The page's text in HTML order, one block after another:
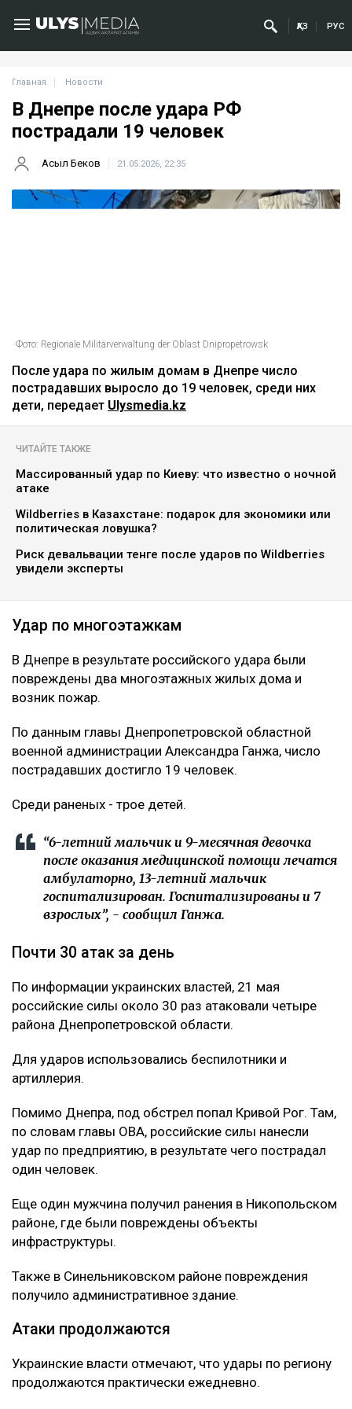
ҚАЗ РУС
Главная Новости
В Днепре после удара РФ
пострадали 19 человек
Асыл Беков 21.05.2026, 22:35
Фото: Regionale Militärverwaltung der Oblast Dnipropetrowsk
После удара по жилым домам в Днепре число
пострадавших выросло до 19 человек, среди них
дети, передает Ulysmedia.kz
ЧИТАЙТЕ ТАКЖЕ
Массированный удар по Киеву: что известно о ночной
атаке
Wildberries в Казахстане: подарок для экономики или
политическая ловушка?
Риск девальвации тенге после ударов по Wildberries
увидели эксперты
Удар по многоэтажкам
В Днепре в результате российского удара были
повреждены два многоэтажных жилых дома и
возник пожар.
По данным главы Днепропетровской областной
военной администрации Александра Ганжа, число
пострадавших достигло 19 человек.
Среди раненых - трое детей.
“6-летний мальчик и 9-месячная девочка
после оказания медицинской помощи лечатся
амбулаторно, 13-летний мальчик
госпитализирован. Госпитализированы и 7
взрослых”, - сообщил Ганжа.
Почти 30 атак за день
По информации украинских властей, 21 мая
российские силы около 30 раз атаковали четыре
района Днепропетровской области.
Для ударов использовались беспилотники и
артиллерия.
Помимо Днепра, под обстрел попал Кривой Рог. Там,
по словам главы ОВА, российские силы нанесли
удар по предприятию, в результате чего пострадал
один человек.
Еще один мужчина получил ранения в Никопольском
районе, где были повреждены объекты
инфраструктуры.
Также в Синельниковском районе повреждения
получило административное здание.
Атаки продолжаются
Украинские власти отмечают, что удары по региону
продолжаются практически ежедневно.